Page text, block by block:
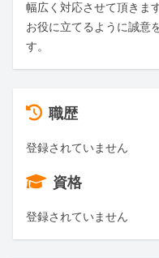
幅広く対応させて頂きま
お役に立てるように誠意
す。
職歴
登録されていません
資格
登録されていません